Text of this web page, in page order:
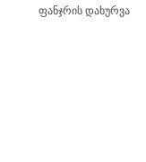
ფანჯრის დახურვა